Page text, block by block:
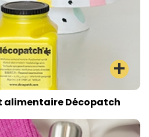
alimentaire Décopatch